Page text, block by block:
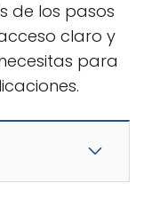
de los pasos
claro y
para